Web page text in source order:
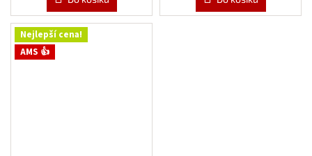
Nejlepší cena!
AMS 👍